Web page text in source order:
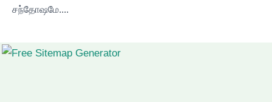
சந்தோஷமே....